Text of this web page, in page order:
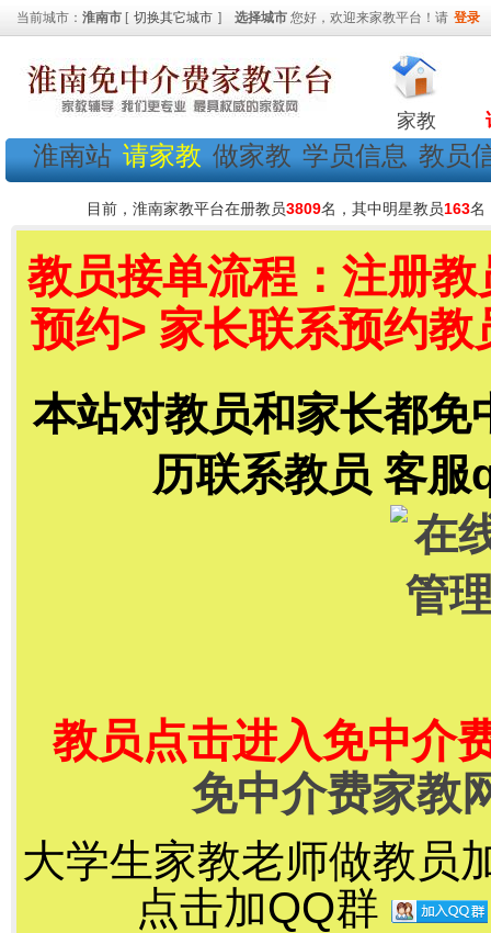
当前城市： 淮南市 [ 切换其它城市 ] 选择城市 您好，欢迎来家教平台！请 登录
家教
淮南站 请家教 做家教 学员信息 教员
目前，淮南家教平台在册教员3809名，其中明星教员163名
教员接单流程：注册
预约> 家长联系预约教
本站对教员和家长都免
历联系教员 客服
教员点击进入免中介
免中介费家教
大学生家教老师做教员
点击加QQ群